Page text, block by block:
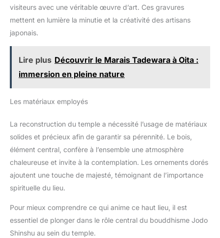
visiteurs avec une véritable œuvre d’art. Ces gravures
mettent en lumière la minutie et la créativité des artisans
japonais.
Lire plus Découvrir le Marais Tadewara à Oita :
immersion en pleine nature
Les matériaux employés
La reconstruction du temple a nécessité l’usage de matériaux
solides et précieux afin de garantir sa pérennité. Le bois,
élément central, confère à l’ensemble une atmosphère
chaleureuse et invite à la contemplation. Les ornements dorés
ajoutent une touche de majesté, témoignant de l’importance
spirituelle du lieu.
Pour mieux comprendre ce qui anime ce haut lieu, il est
essentiel de plonger dans le rôle central du bouddhisme Jodo
Shinshu au sein du temple.